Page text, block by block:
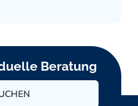
Beratung